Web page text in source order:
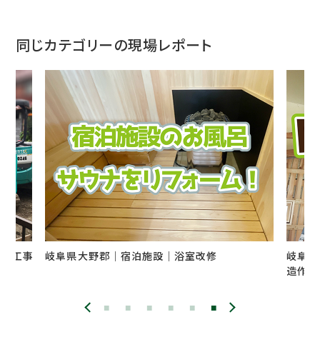
同じカテゴリーの現場レポート
工事 岐阜県大野郡｜宿泊施設｜浴室改修
岐阜
造作